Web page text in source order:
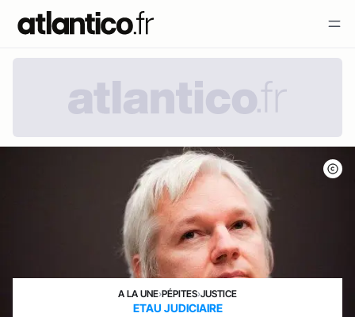
A LA UNE›PÉPITES›JUSTICE
ETAU JUDICIAIRE